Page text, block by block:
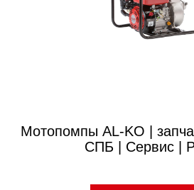
Мотопомпы AL-KO |
СПБ | Сервис |